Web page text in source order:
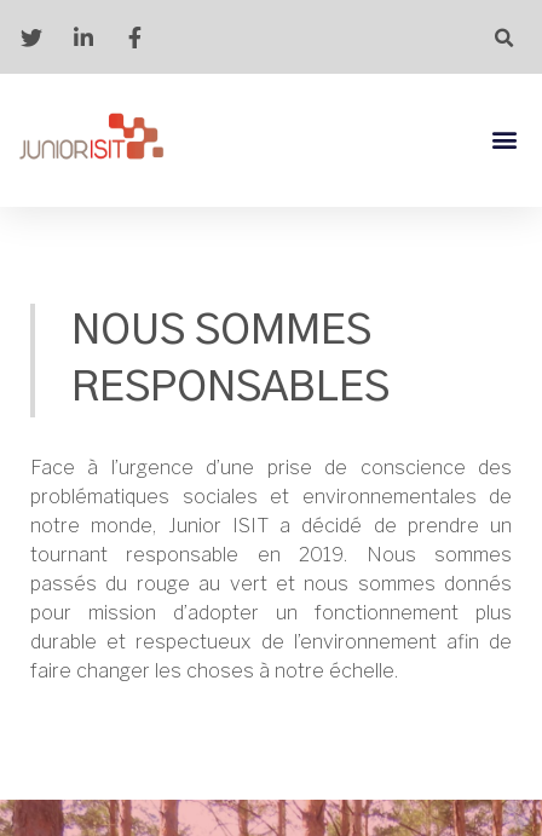
NOUS SOMMES
RESPONSABLES
Face à l’urgence d’une prise de conscience des
problématiques sociales et environnementales de
notre monde, Junior ISIT a décidé de prendre un
tournant responsable en 2019. Nous sommes
passés du rouge au vert et nous sommes donnés
pour mission d’adopter un fonctionnement plus
durable et respectueux de l’environnement afin de
faire changer les choses à notre échelle.